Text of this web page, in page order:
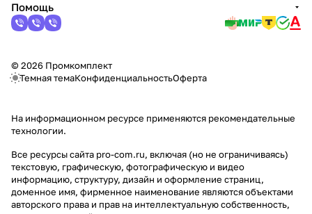
Помощь
© 2026 Промкомплект
Темная темаКонфиденциальностьОферта
На информационном ресурсе применяются рекомендательные
технологии.
Все ресурсы сайта pro-com.ru, включая (но не ограничиваясь)
текстовую, графическую, фотографическую и видео
информацию, структуру, дизайн и оформление страниц,
доменное имя, фирменное наименование являются объектами
авторского права и прав на интеллектуальную собственность,